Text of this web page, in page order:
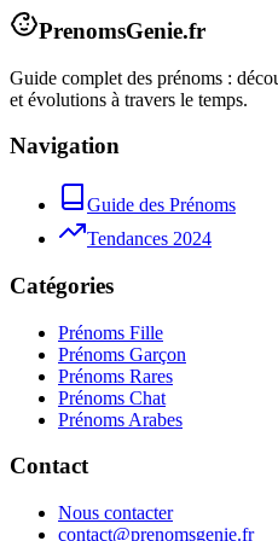
PrenomsGenie.fr
Guide complet des prénoms :
et évolutions à travers le temps.
Navigation
Guide des Prénoms
Tendances 2024
Catégories
Prénoms Fille
Prénoms Garçon
Prénoms Rares
Prénoms Chat
Prénoms Arabes
Contact
Nous contacter
contact@prenomsgenie.fr